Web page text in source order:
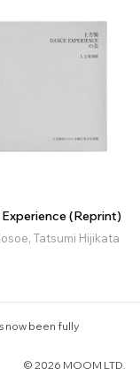
(Reprint)
Tatsumi Hijikata
now been fully
© 2026 MOOM LTD.